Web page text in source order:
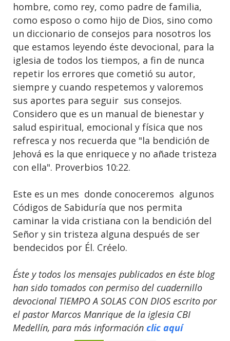
hombre, como rey, como padre de familia,
como esposo o como hijo de Dios, sino como
un diccionario de consejos para nosotros los
que estamos leyendo éste devocional, para la
iglesia de todos los tiempos, a fin de nunca
repetir los errores que cometió su autor,
siempre y cuando respetemos y valoremos
sus aportes para seguir sus consejos.
Considero que es un manual de bienestar y
salud espiritual, emocional y física que nos
refresca y nos recuerda que "la bendición de
Jehová es la que enriquece y no añade tristeza
con ella". Proverbios 10:22.
Este es un mes donde conoceremos algunos
Códigos de Sabiduría que nos permita
caminar la vida cristiana con la bendición del
Señor y sin tristeza alguna después de ser
bendecidos por Él. Créelo.
Éste y todos los mensajes publicados en éste blog
han sido tomados con permiso del cuadernillo
devocional TIEMPO A SOLAS CON DIOS escrito por
el pastor Marcos Manrique de la iglesia CBI
Medellín, para más información clic aquí